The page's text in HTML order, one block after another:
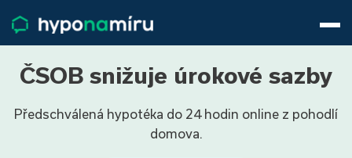
Životní pojištění
Pojištění nemovitosti
O nás
9−16 hod.
ČSOB snižuje úrokové sazby
Předschválená hypotéka do 24 hodin online z pohodlí
domova.